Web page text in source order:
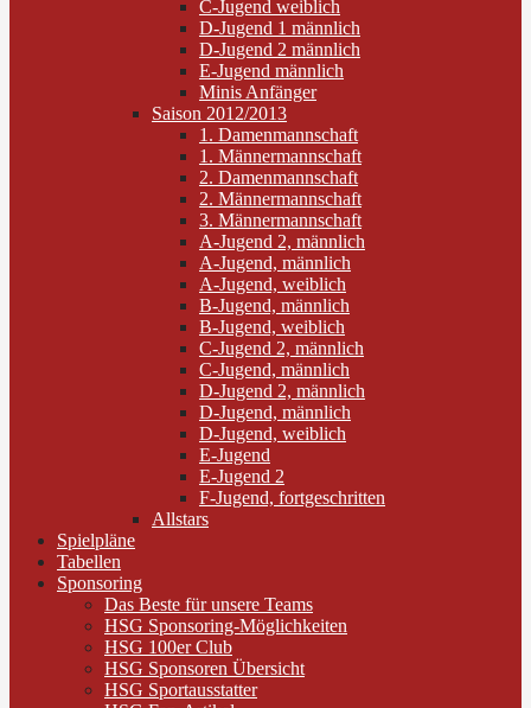
C-Jugend weiblich
D-Jugend 1 männlich
D-Jugend 2 männlich
E-Jugend männlich
Minis Anfänger
Saison 2012/2013
1. Damenmannschaft
1. Männermannschaft
2. Damenmannschaft
2. Männermannschaft
3. Männermannschaft
A-Jugend 2, männlich
A-Jugend, männlich
A-Jugend, weiblich
B-Jugend, männlich
B-Jugend, weiblich
C-Jugend 2, männlich
C-Jugend, männlich
D-Jugend 2, männlich
D-Jugend, männlich
D-Jugend, weiblich
E-Jugend
E-Jugend 2
F-Jugend, fortgeschritten
Allstars
Spielpläne
Tabellen
Sponsoring
Das Beste für unsere Teams
HSG Sponsoring-Möglichkeiten
HSG 100er Club
HSG Sponsoren Übersicht
HSG Sportausstatter